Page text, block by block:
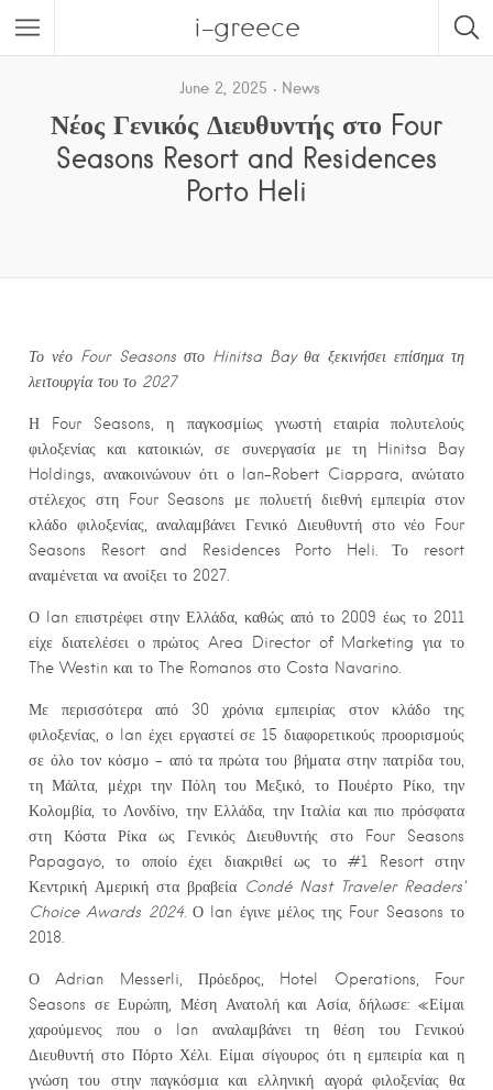
i-greece
June 2, 2025 News
Νέος Γενικός Διευθυντής στο Four
Seasons Resort and Residences
Porto Heli
Το νέο Four Seasons στο Hinitsa Bay θα ξεκινήσει επίσημα τη
λειτουργία του το 2027
Η Four Seasons, η παγκοσμίως γνωστή εταιρία πολυτελούς
φιλοξενίας και κατοικιών, σε συνεργασία με τη Hinitsa Bay
Holdings, ανακοινώνουν ότι ο Ian-Robert Ciappara, ανώτατο
στέλεχος στη Four Seasons με πολυετή διεθνή εμπειρία στον
κλάδο φιλοξενίας, αναλαμβάνει Γενικό Διευθυντή στο νέο Four
Seasons Resort and Residences Porto Heli. Το resort
αναμένεται να ανοίξει το 2027.
Ο Ian επιστρέφει στην Ελλάδα, καθώς από το 2009 έως το 2011
είχε διατελέσει ο πρώτος Area Director of Marketing για το
The Westin και το The Romanos στο Costa Navarino.
Με περισσότερα από 30 χρόνια εμπειρίας στον κλάδο της
φιλοξενίας, ο Ian έχει εργαστεί σε 15 διαφορετικούς προορισμούς
σε όλο τον κόσμο – από τα πρώτα του βήματα στην πατρίδα του,
τη Μάλτα, μέχρι την Πόλη του Μεξικό, το Πουέρτο Ρίκο, την
Κολομβία, το Λονδίνο, την Ελλάδα, την Ιταλία και πιο πρόσφατα
στη Κόστα Ρίκα ως Γενικός Διευθυντής στο Four Seasons
Papagayo, το οποίο έχει διακριθεί ως το #1 Resort στην
Κεντρική Αμερική στα βραβεία Condé Nast Traveler Readers
Choice Awards 2024. Ο Ian έγινε μέλος της Four Seasons το
2018.
Ο Adrian Messerli, Πρόεδρος, Hotel Operations, Four
Seasons σε Ευρώπη, Μέση Ανατολή και Ασία, δήλωσε: «Είμαι
χαρούμενος που ο Ian αναλαμβάνει τη θέση του Γενικού
Διευθυντή στο Πόρτο Χέλι. Είμαι σίγουρος ότι η εμπειρία και η
γνώση του στην παγκόσμια και ελληνική αγορά φιλοξενίας θα